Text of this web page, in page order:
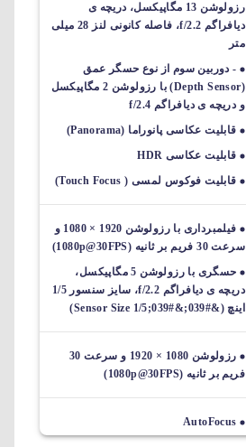
رزولوشن 13 مگاپیکسل، دریچه ی
دیافراگم f/2.2، فاصله کانونی لنز 28 میلی
متر
- دوربین سوم از نوع حسگر عمق
(Depth Sensor) با رزولوشن 2 مگاپیکسل
و دریچه ی دیافراگم f/2.4
قابلیت عکاسی پانوراما (Panorama)
قابلیت عکاسی HDR
قابلیت فوکوس لمسی ( Touch Focus)
فیلمبرداری با رزولوشن 1920 × 1080 و
سرعت 30 فریم بر ثانیه (1080p@30FPS)
حسگری با رزولوشن 5 مگاپیکسل،
دریچه ی دیافراگم f/2.2، سایز سنسور 1/5
اینچ (&#039;&#039;Sensor Size 1/5)
رزولوشن 1080 × 1920 و سرعت 30
فریم بر ثانیه (1080p@30FPS)
AutoFocus